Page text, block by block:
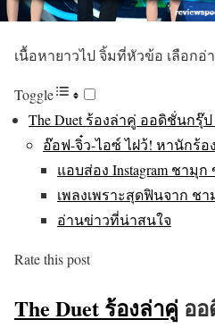
เนื้อหายาวไป จิ้มที่หัวข้อ เลือกอ่
Toggle
The Duet ร้องล่าคู่ ออดิชั่นกรุ๊
อ๊อฟ-จิ๋ว-ไอซ์ ไฝว้! หานักร้อ
แอบส่อง Instagram ชามุ
เพลงเพราะสุดฟินจาก ช
อ่านข่าวที่น่าสนใจ
Rate this post
The Duet ร้องล่าคู่ อ